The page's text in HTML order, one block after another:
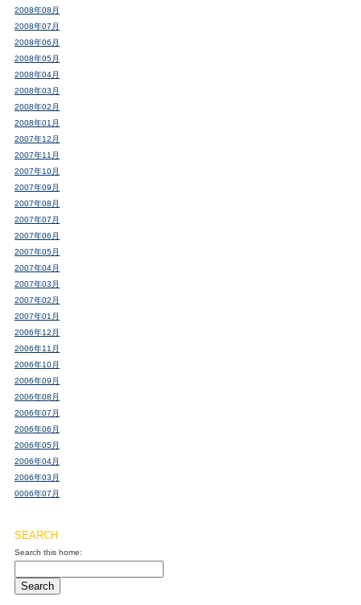
2008年08月
2008年07月
2008年06月
2008年05月
2008年04月
2008年03月
2008年02月
2008年01月
2007年12月
2007年11月
2007年10月
2007年09月
2007年08月
2007年07月
2007年06月
2007年05月
2007年04月
2007年03月
2007年02月
2007年01月
2006年12月
2006年11月
2006年10月
2006年09月
2006年08月
2006年07月
2006年06月
2006年05月
2006年04月
2006年03月
0006年07月
SEARCH
Search this home: